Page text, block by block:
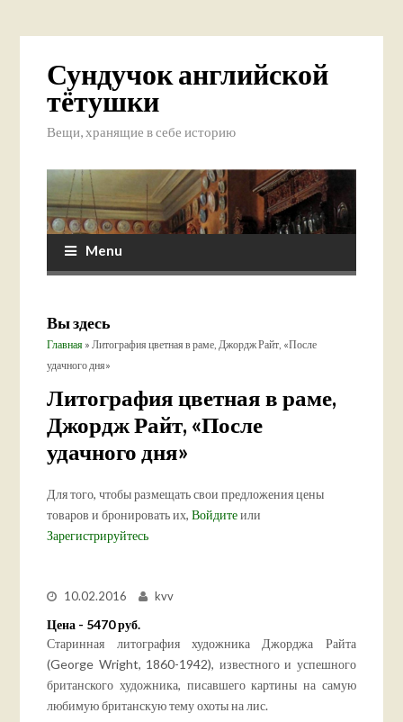
Сундучок английской
тётушки
Вещи, хранящие в себе историю
Menu
Вы здесь
Главная » Литография цветная в раме, Джордж Райт, «После
удачного дня»
Литография цветная в раме,
Джордж Райт, «После
удачного дня»
Для того, чтобы размещать свои предложения цены
товаров и бронировать их,Войдитеили
Зарегистрируйтесь
10.02.2016 kvv
Цена - 5470 руб.
Старинная литография художника Джорджа Райта
(George Wright, 1860-1942), известного и успешного
британского художника, писавшего картины на самую
любимую британскую тему охоты на лис.